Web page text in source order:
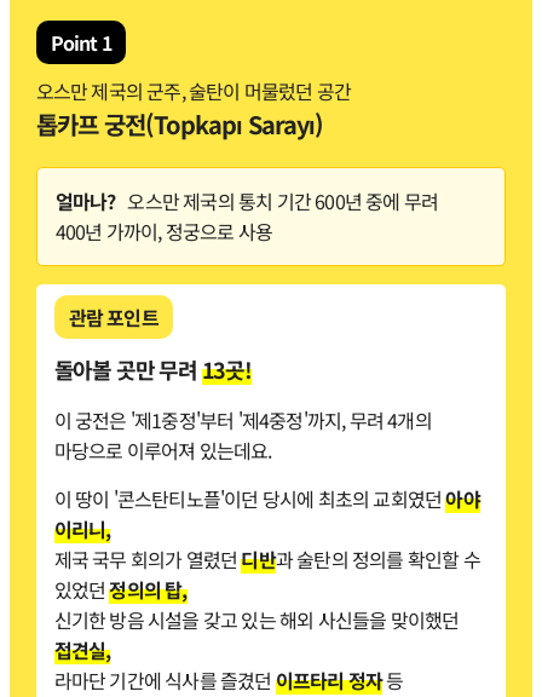
Point 1
오스만 제국의 군주, 술탄이 머물렀던 공간
톱카프 궁전(Topkapı Sarayı)
얼마나? 오스만 제국의 통치 기간 600년 중에 무려
400년 가까이, 정궁으로 사용
관람 포인트
돌아볼 곳만 무려13곳!
이 궁전은 '제1중정'부터 '제4중정'까지, 무려 4개의
마당으로 이루어져 있는데요.
이 땅이 '콘스탄티노플'이던 당시에 최초의 교회였던아야
이리니,
제국 국무 회의가 열렸던디반과 술탄의 정의를 확인할 수
있었던정의의 탑,
신기한 방음 시설을 갖고 있는 해외 사신들을 맞이했던
접견실,
라마단 기간에 식사를 즐겼던 이프타리 정자등